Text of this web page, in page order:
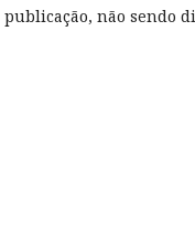
publicação, não sendo